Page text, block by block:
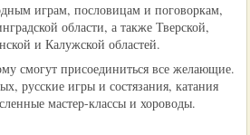
играм, пословицам и поговоркам,
области, а также Тверской,
и Калужской областей.
смогут присоединиться все желающие.
русские игры и состязания, катания
мастер-классы и хороводы.